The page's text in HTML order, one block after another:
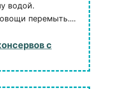
водой.
перемыть....
с